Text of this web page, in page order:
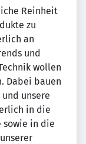
Reinheit
zu
an
und
wollen
Dabei bauen
unsere
in die
sowie in die